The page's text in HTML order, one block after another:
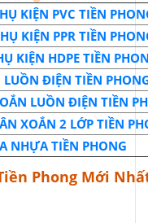
Phong Mới
KIỆN PVC TIỀN
KIỆN PPR TIỀN
KIỆN HDPE TIỀN
LUỒN ĐIỆN TIỀN
LUỒN ĐIỆN TIỀN
XOẮN 2 LỚP TIỀN
NHỰA TIỀN PHONG